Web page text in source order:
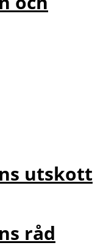
utskott
råd